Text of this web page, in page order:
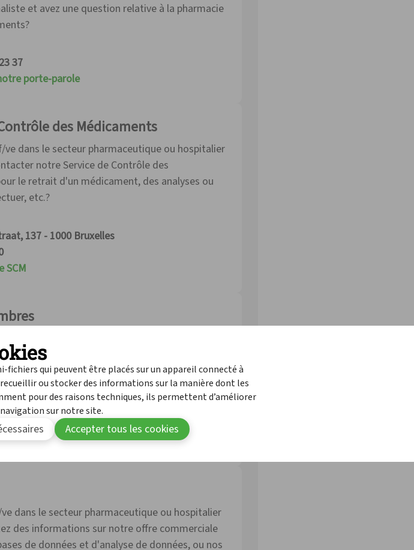
et avez une question relative à la pharmacie
37
porte-parole
des Médicaments
dans le secteur pharmaceutique ou hospitalier
notre Service de Contrôle des
le retrait d'un médicament, des analyses ou
etc.?
137 - 1000 Bruxelles
SCM
service Membres y répond avec plaisir ! Vous
par téléphone du lundi au jeudi, de 8h30 à
service Membres
dans le secteur pharmaceutique ou hospitalier
des informations sur notre offre commerciale
de données et d'analyse de données, ou nos
fichiers qui peuvent être placés sur un appareil connecté à
ou stocker des informations sur la manière dont les
pour des raisons techniques, ils permettent d’améliorer
sur notre site.
Accepter tous les cookies